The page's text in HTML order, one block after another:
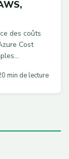
des coûts
Cost
min de lecture